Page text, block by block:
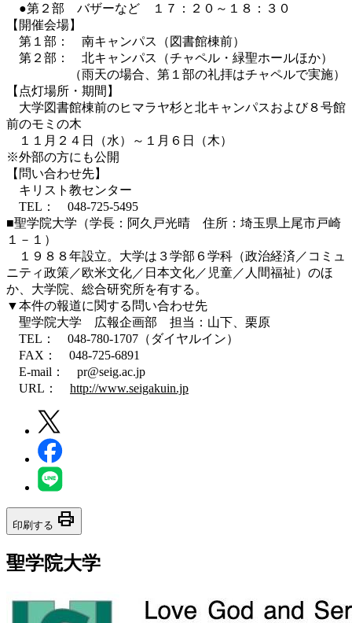
●第２部 バザーなど １７：２０～１８：３０
【開催会場】
第１部： 南キャンパス（図書館棟前）
第２部： 北キャンパス（チャペル・緑聖ホールほか）
（雨天の場合、第１部の礼拝はチャペルで実施）
【点灯場所・期間】
大学図書館棟前のヒマラヤ杉と北キャンパスおよび８号館
前のモミの木
１１月２４日（水）～１月６日（木）
※外部の方にも公開
【問い合わせ先】
キリスト教センター
TEL： 048-725-5495
■聖学院大学（学長：阿久戸光晴 住所：埼玉県上尾市戸崎
１－１）
１９８８年設立。大学は３学部６学科（政治経済／コミュ
ニティ政策／欧米文化／日本文化／児童／人間福祉）のほ
か、大学院、総合研究所を有する。
▼本件の報道に関する問い合わせ先
聖学院大学 広報企画部 担当：山下、栗原
TEL： 048-780-1707（ダイヤルイン）
FAX： 048-725-6891
E-mail： pr@seig.ac.jp
URL： http://www.seigakuin.jp
印刷する print
聖学院大学